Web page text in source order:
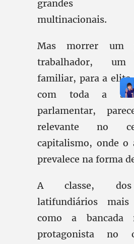
grandes
multinacionais.
Mas morrer um
trabalhador, um
familiar, para a elite
com toda a sua
parlamentar,
relevante no
capitalismo, onde o
prevalece na forma
A classe, dos
latifundiários mais
como a bancada
protagonista no